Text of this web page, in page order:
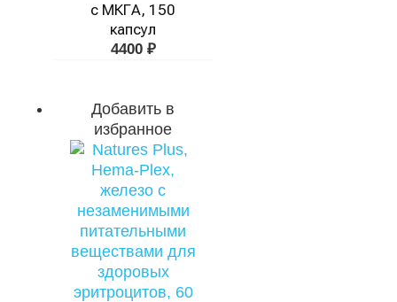
с МКГА, 150
капсул
4400 ₽
Добавить в
избранное